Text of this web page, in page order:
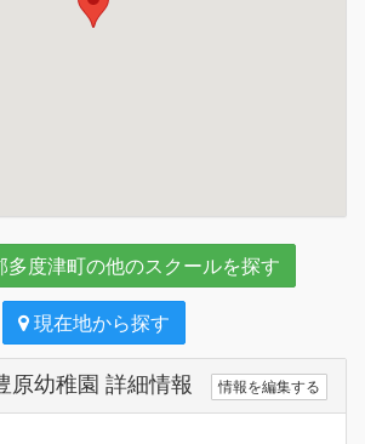
度津町の他のスクールを探す
現在地から探す
原幼稚園 詳細情報 情報を編集する